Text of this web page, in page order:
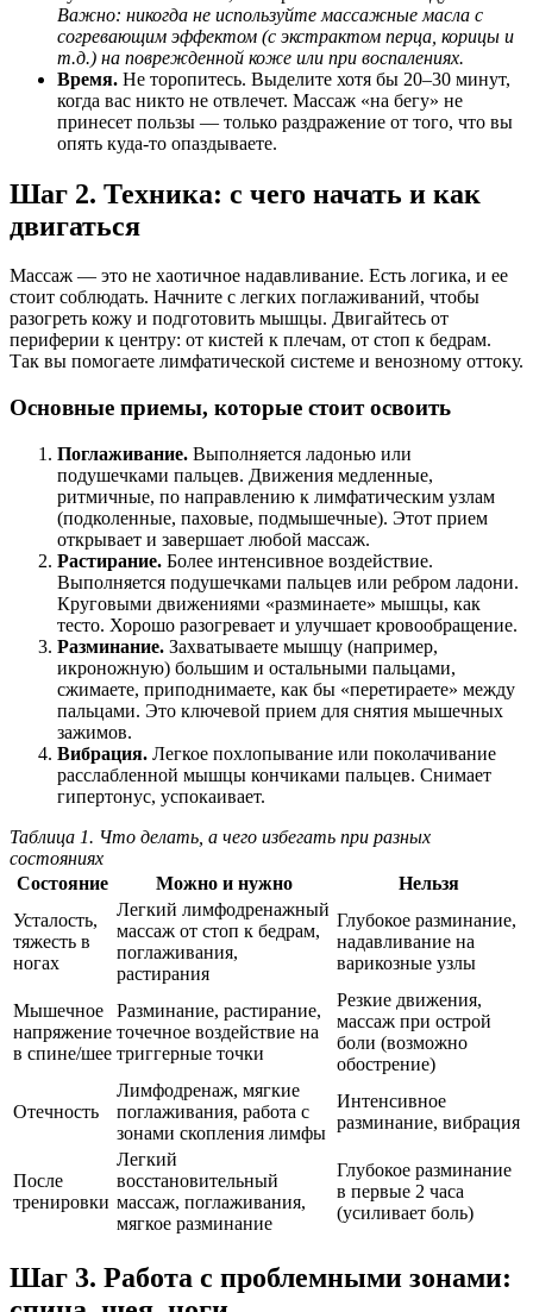
Важно: никогда не используйте массажные масла с
согревающим эффектом (с экстрактом перца, корицы и
т.д.) на поврежденной коже или при воспалениях.
Время. Не торопитесь. Выделите хотя бы 20–30 минут,
когда вас никто не отвлечет. Массаж «на бегу» не
принесет пользы — только раздражение от того, что вы
опять куда-то опаздываете.
Шаг 2. Техника: с чего начать и как
двигаться
Массаж — это не хаотичное надавливание. Есть логика, и ее
стоит соблюдать. Начните с легких поглаживаний, чтобы
разогреть кожу и подготовить мышцы. Двигайтесь от
периферии к центру: от кистей к плечам, от стоп к бедрам.
Так вы помогаете лимфатической системе и венозному оттоку.
Основные приемы, которые стоит освоить
Поглаживание. Выполняется ладонью или
подушечками пальцев. Движения медленные,
ритмичные, по направлению к лимфатическим узлам
(подколенные, паховые, подмышечные). Этот прием
открывает и завершает любой массаж.
Растирание. Более интенсивное воздействие.
Выполняется подушечками пальцев или ребром ладони.
Круговыми движениями «разминаете» мышцы, как
тесто. Хорошо разогревает и улучшает кровообращение.
Разминание. Захватываете мышцу (например,
икроножную) большим и остальными пальцами,
сжимаете, приподнимаете, как бы «перетираете» между
пальцами. Это ключевой прием для снятия мышечных
зажимов.
Вибрация. Легкое похлопывание или поколачивание
расслабленной мышцы кончиками пальцев. Снимает
гипертонус, успокаивает.
Таблица 1. Что делать, а чего избегать при разных
состояниях
Состояние
Можно и нужно
Нельзя
Усталость,
тяжесть в
ногах
Легкий лимфодренажный
массаж от стоп к бедрам,
поглаживания,
растирания
Глубокое разминание,
надавливание на
варикозные узлы
Мышечное
напряжение
в спине/шее
Разминание, растирание,
точечное воздействие на
триггерные точки
Резкие движения,
массаж при острой
боли (возможно
обострение)
Отечность
Лимфодренаж, мягкие
поглаживания, работа с
зонами скопления лимфы
Интенсивное
разминание, вибрация
После
тренировки
Легкий
восстановительный
массаж, поглаживания,
мягкое разминание
Глубокое разминание
в первые 2 часа
(усиливает боль)
Шаг 3. Работа с проблемными зонами: